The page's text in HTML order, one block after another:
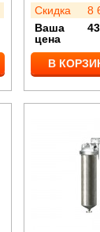
Скидка
8
Ваша
цена
В